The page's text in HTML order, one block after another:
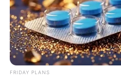
FRIDAY PLANS